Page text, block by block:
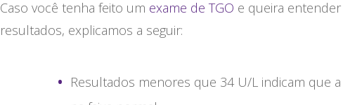
Caso você tenha feito um exame de TGO e queira
resultados, explicamos a seguir:
Resultados menores que 34 U/L indicam que a